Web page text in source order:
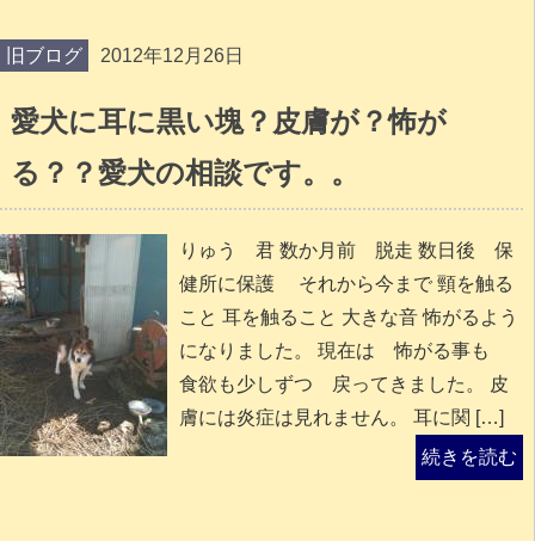
旧ブログ 2012年12月26日
愛犬に耳に黒い塊？皮膚が？怖が
る？？愛犬の相談です。。
りゅう 君 数か月前 脱走 数日後 保
健所に保護 それから今まで 頸を触る
こと 耳を触ること 大きな音 怖がるよう
になりました。 現在は 怖がる事も
食欲も少しずつ 戻ってきました。 皮
膚には炎症は見れません。 耳に関 […]
続きを読む